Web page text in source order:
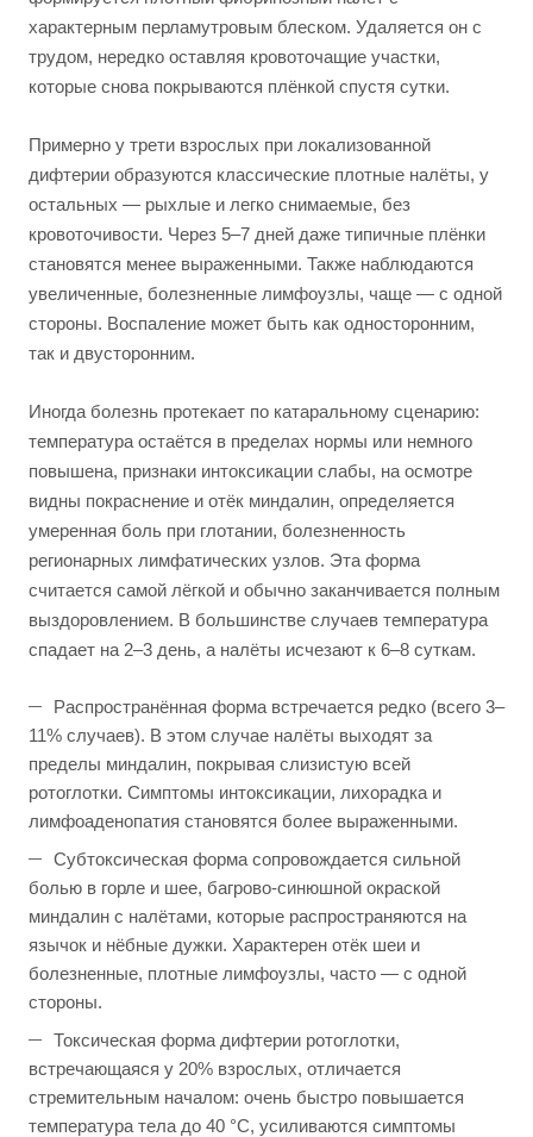
характерным перламутровым блеском. Удаляется он с
трудом, нередко оставляя кровоточащие участки,
которые снова покрываются плёнкой спустя сутки.
Примерно у трети взрослых при локализованной
дифтерии образуются классические плотные налёты, у
остальных — рыхлые и легко снимаемые, без
кровоточивости. Через 5–7 дней даже типичные плёнки
становятся менее выраженными. Также наблюдаются
увеличенные, болезненные лимфоузлы, чаще — с одной
стороны. Воспаление может быть как односторонним,
так и двусторонним.
Иногда болезнь протекает по катаральному сценарию:
температура остаётся в пределах нормы или немного
повышена, признаки интоксикации слабы, на осмотре
видны покраснение и отёк миндалин, определяется
умеренная боль при глотании, болезненность
регионарных лимфатических узлов. Эта форма
считается самой лёгкой и обычно заканчивается полным
выздоровлением. В большинстве случаев температура
спадает на 2–3 день, а налёты исчезают к 6–8 суткам.
Распространённая форма встречается редко (всего 3–
11% случаев). В этом случае налёты выходят за
пределы миндалин, покрывая слизистую всей
ротоглотки. Симптомы интоксикации, лихорадка и
лимфоаденопатия становятся более выраженными.
Субтоксическая форма сопровождается сильной
болью в горле и шее, багрово-синюшной окраской
миндалин с налётами, которые распространяются на
язычок и нёбные дужки. Характерен отёк шеи и
болезненные, плотные лимфоузлы, часто — с одной
стороны.
Токсическая форма дифтерии ротоглотки,
встречающаяся у 20% взрослых, отличается
стремительным началом: очень быстро повышается
температура тела до 40 °С, усиливаются симптомы